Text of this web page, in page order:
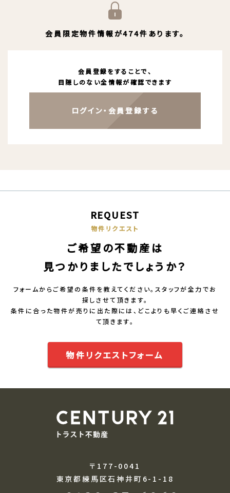
会員限定物件情報が474件あります。
会員登録をすることで、
目隠しのない全情報が確認できます
ログイン・会員登録する
REQUEST
物件リクエスト
ご希望の不動産は
見つかりましたでしょうか？
フォームからご希望の条件を教えてください。スタッフが全力でお
探しさせて頂きます。
条件に合った物件が売りに出た際には、どこよりも早くご連絡させ
て頂きます。
物件リクエストフォーム
〒177-0041
東京都練馬区石神井町6-1-18